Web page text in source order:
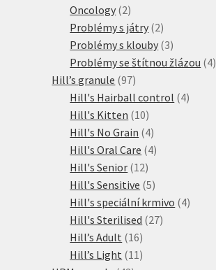
Oncology 22
produkty
Problémy s játry 22
produkty
Problémy s klouby 33
produkty
Problémy se štítnou žlázou 44
Hill’s granule 9797
produktů
Hill's Hairball control 44
Hill's Kitten 1010
produktů
Hill's No Grain 44
produkty
Hill's Oral Care 44
Hill's Senior 1212
produktů
Hill's Sensitive 55
produktů
Hill's speciální krmivo 44
Hill's Sterilised 2727
Hill’s Adult 1616
produktů
Hill’s Light 11 11